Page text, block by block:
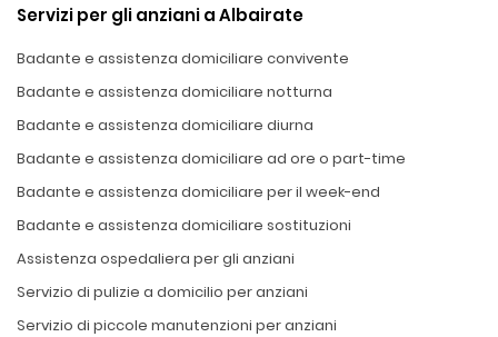
Servizi per gli anziani a Albairate
Badante e assistenza domiciliare convivente
Badante e assistenza domiciliare notturna
Badante e assistenza domiciliare diurna
Badante e assistenza domiciliare ad ore o part-time
Badante e assistenza domiciliare per il week-end
Badante e assistenza domiciliare sostituzioni
Assistenza ospedaliera per gli anziani
Servizio di pulizie a domicilio per anziani
Servizio di piccole manutenzioni per anziani